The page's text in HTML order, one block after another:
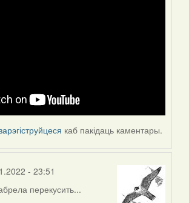
каб пакідаць каментары.
- 23:51
перекусить...